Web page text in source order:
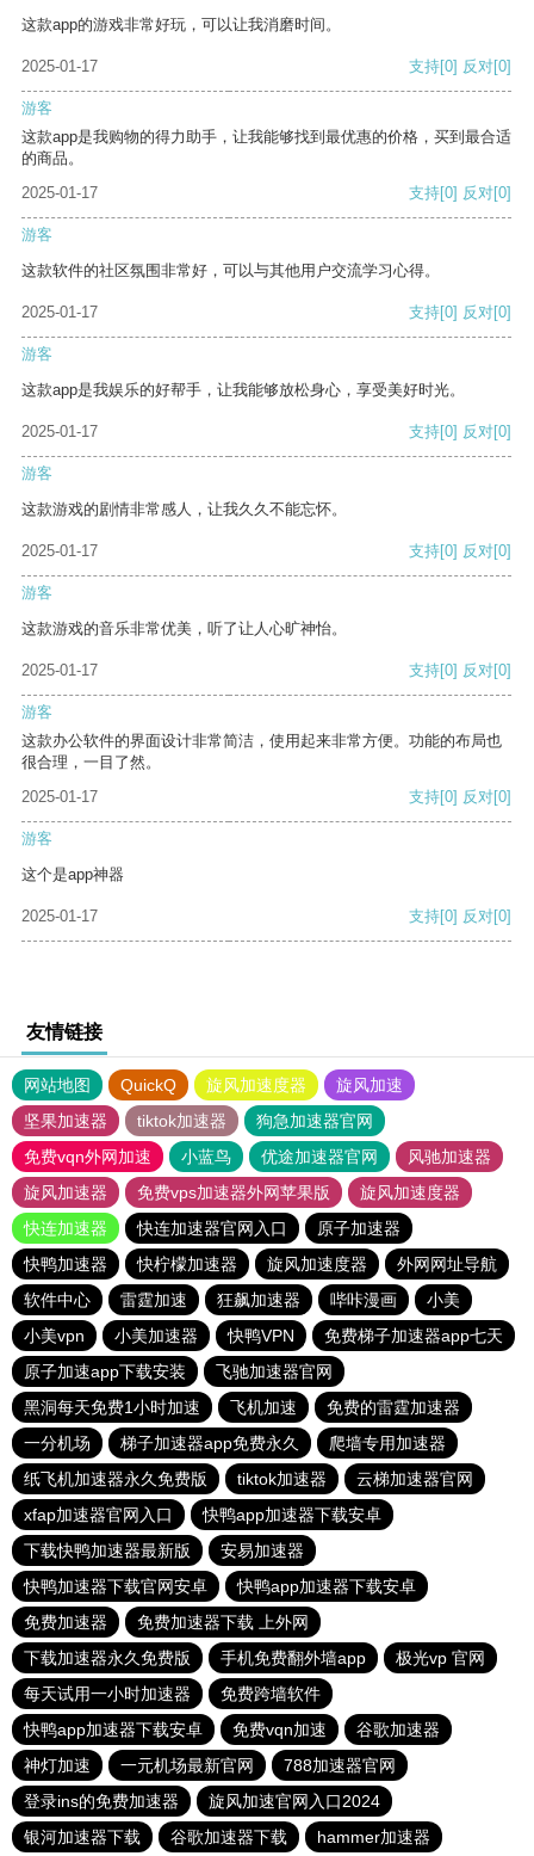
这款app的游戏非常好玩，可以让我消磨时间。
2025-01-17 支持[0] 反对[0]
游客
这款app是我购物的得力助手，让我能够找到最优惠的价格，买到最合适
的商品。
2025-01-17
支持[0] 反对[0]
游客
这款软件的社区氛围非常好，可以与其他用户交流学习心得。
2025-01-17 支持[0] 反对[0]
游客
这款app是我娱乐的好帮手，让我能够放松身心，享受美好时光。
2025-01-17 支持[0] 反对[0]
游客
这款游戏的剧情非常感人，让我久久不能忘怀。
2025-01-17 支持[0] 反对[0]
游客
这款游戏的音乐非常优美，听了让人心旷神怡。
2025-01-17 支持[0] 反对[0]
游客
这款办公软件的界面设计非常简洁，使用起来非常方便。功能的布局也
很合理，一目了然。
2025-01-17
支持[0] 反对[0]
游客
这个是app神器
2025-01-17 支持[0] 反对[0]
友情链接
网站地图 QuickQ 旋风加速度器
旋风加速
坚果加速器
tiktok加速器
狗急加速器官网
免费vqn外网加速
小蓝鸟 优途加速器官网
风驰加速器
旋风加速器
免费vps加速器外网苹果版
旋风加速度器
快连加速器
快连加速器官网入口
原子加速器
快鸭加速器
快柠檬加速器 旋风加速度器
外网网址导航
软件中心
雷霆加速 狂飙加速器 哔咔漫画
小美
小美vpn
小美加速器 快鸭VPN
免费梯子加速器app七天
原子加速app下载安装
飞驰加速器官网
黑洞每天免费1小时加速
飞机加速
免费的雷霆加速器
一分机场
梯子加速器app免费永久
爬墙专用加速器
纸飞机加速器永久免费版
tiktok加速器
云梯加速器官网
xfap加速器官网入口
快鸭app加速器下载安卓
下载快鸭加速器最新版
安易加速器
快鸭加速器下载官网安卓
快鸭app加速器下载安卓
免费加速器
免费加速器下载 上外网
下载加速器永久免费版
手机免费翻外墙app
极光vp 官网
每天试用一小时加速器
免费跨墙软件
快鸭app加速器下载安卓
免费vqn加速
谷歌加速器
神灯加速
一元机场最新官网
788加速器官网
登录ins的免费加速器
旋风加速官网入口2024
银河加速器下载
谷歌加速器下载 hammer加速器